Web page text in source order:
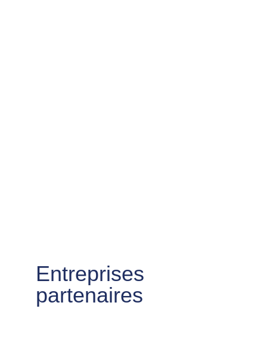
Entreprises
partenaires